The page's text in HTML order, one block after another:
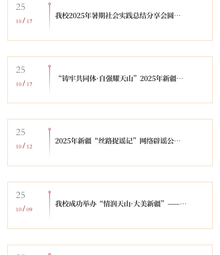
25
10/ 17
我校2025年暑期社会实践总结分享会圆满落幕
25
10/ 17
“铸牢共同体·自强耀天山”2025年新疆残疾人先进事迹宣讲系列活动走进新疆师范大学专场暨“传薪讲堂”第七讲活动在我校举办
25
10/ 12
2025年新疆“丝路捉谣记”网络辟谣公开课在我校举办
25
10/ 09
我校成功举办“情润天山·大美新疆”——庆祝新疆维吾尔自治区成立70周年新疆交响管乐团专场音乐会